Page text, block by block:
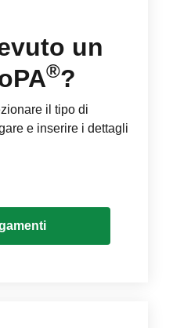
un
®?
il tipo di
e inserire i dettagli